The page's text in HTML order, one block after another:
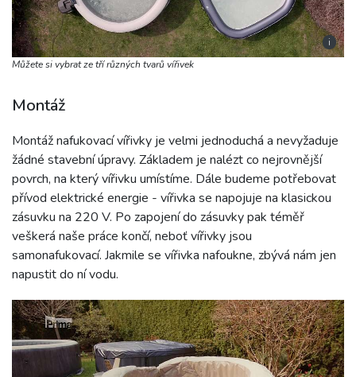
i
Můžete si vybrat ze tří různých tvarů vířivek
Montáž
Montáž nafukovací vířivky je velmi jednoduchá a nevyžaduje
žádné stavební úpravy. Základem je nalézt co nejrovnější
povrch, na který vířivku umístíme. Dále budeme potřebovat
přívod elektrické energie - vířivka se napojuje na klasickou
zásuvku na 220 V. Po zapojení do zásuvky pak téměř
veškerá naše práce končí, neboť vířivky jsou
samonafukovací. Jakmile se vířivka nafoukne, zbývá nám jen
napustit do ní vodu.